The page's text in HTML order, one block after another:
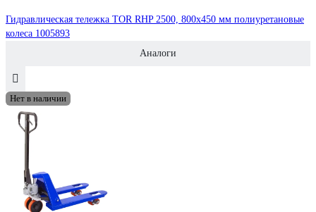
Гидравлическая тележка TOR RHP 2500, 800x450 мм полиуретановые
колеса 1005893
Аналоги
Нет в наличии